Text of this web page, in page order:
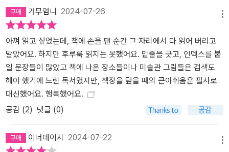
거무엄니 2024-07-26
아껴 읽고 싶었는데, 책에 손을 댄 순간 그 자리에서 다 읽어 버리고
말았어요. 하지만 후루룩 읽지는 못했어요. 밑줄을 긋고, 인덱스를 붙
일 문장들이 많았고 책에 나온 장소들이나 미술관 그림들은 검색도
해야 했기에 느린 독서였지만, 책장을 덮을 때의 큰아쉬움은 필사로
대신했어요. 행복했어요.
공감 (2) 댓글 (0)
이너데이지 2024-07-22